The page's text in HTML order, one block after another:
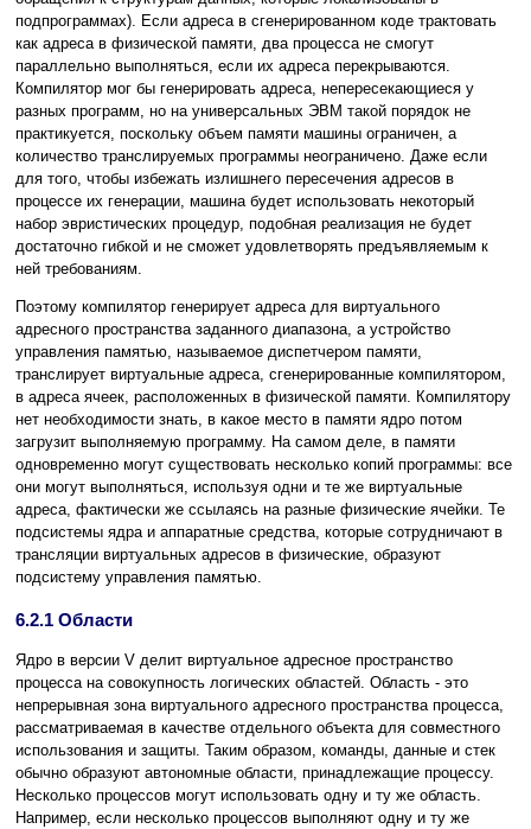
подпрограммах). Если адреса в сгенерированном коде трактовать
как адреса в физической памяти, два процесса не смогут
параллельно выполняться, если их адреса перекрываются.
Компилятор мог бы генерировать адреса, непересекающиеся у
разных программ, но на универсальных ЭВМ такой порядок не
практикуется, поскольку объем памяти машины ограничен, а
количество транслируемых программы неограничено. Даже если
для того, чтобы избежать излишнего пересечения адресов в
процессе их генерации, машина будет использовать некоторый
набор эвристических процедур, подобная реализация не будет
достаточно гибкой и не сможет удовлетворять предъявляемым к
ней требованиям.
Поэтому компилятор генерирует адреса для виртуального
адресного пространства заданного диапазона, а устройство
управления памятью, называемое диспетчером памяти,
транслирует виртуальные адреса, сгенерированные компилятором,
в адреса ячеек, расположенных в физической памяти. Компилятору
нет необходимости знать, в какое место в памяти ядро потом
загрузит выполняемую программу. На самом деле, в памяти
одновременно могут существовать несколько копий программы: все
они могут выполняться, используя одни и те же виртуальные
адреса, фактически же ссылаясь на разные физические ячейки. Те
подсистемы ядра и аппаратные средства, которые сотрудничают в
трансляции виртуальных адресов в физические, образуют
подсистему управления памятью.
6.2.1 Области
Ядро в версии V делит виртуальное адресное пространство
процесса на совокупность логических областей. Область - это
непрерывная зона виртуального адресного пространства процесса,
рассматриваемая в качестве отдельного объекта для совместного
использования и защиты. Таким образом, команды, данные и стек
обычно образуют автономные области, принадлежащие процессу.
Несколько процессов могут использовать одну и ту же область.
Например, если несколько процессов выполняют одну и ту же